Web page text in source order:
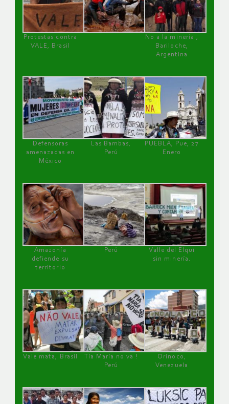
Protestas contra
VALE, Brasil
No a la minería ,
Bariloche,
Argentina
Defensoras
amenazadas en
México
Las Bambas,
Perú
PUEBLA, Pue, 27
Enero
Amazonía
defiende su
territorio
Perú
Valle del Elqui
sin minería.
Vale mata, Brasil
Tía María no va !
Perú
Orinoco,
Venezuela